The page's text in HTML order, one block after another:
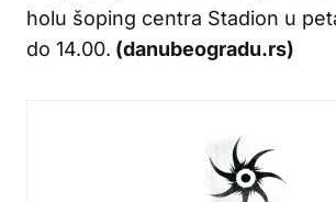
holu šoping centra Stadion u
do 14.00. (danubeogradu.rs)